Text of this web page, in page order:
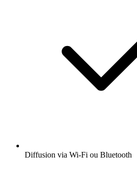
Diffusion via Wi-Fi ou Bluetooth